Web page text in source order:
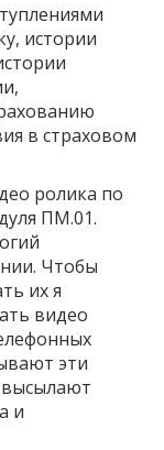
истории
в страховом
ролика по
ПМ.01.
Чтобы
их я
видео
эти
высылают
и